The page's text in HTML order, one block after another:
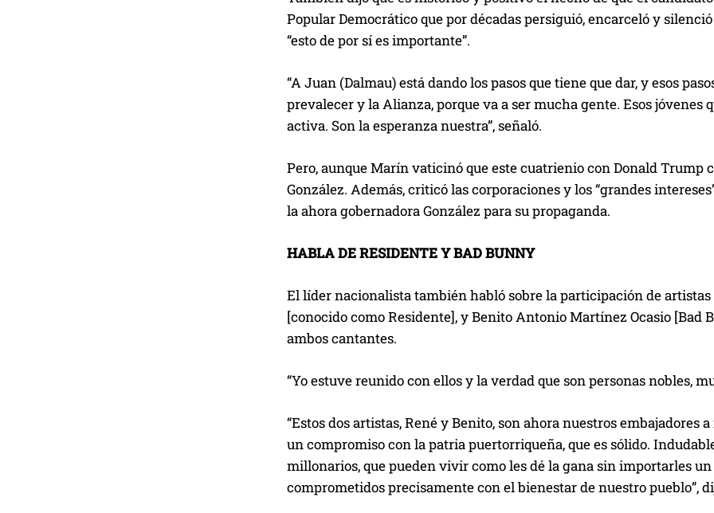
Popular Democrático que por décadas persiguió, encarceló y
“esto de por sí es importante”.
“A Juan (Dalmau) está dando los pasos que tiene que dar, y esos
prevalecer y la Alianza, porque va a ser mucha gente. Esos
activa. Son la esperanza nuestra”, señaló.
Pero, aunque Marín vaticinó que este cuatrienio con Donald Trump
González. Además, criticó las corporaciones y los “grandes
la ahora gobernadora González para su propaganda.
HABLA DE RESIDENTE Y BAD BUNNY
El líder nacionalista también habló sobre la participación de artistas
[conocido como Residente], y Benito Antonio Martínez Ocasio [Bad
ambos cantantes.
“Yo estuve reunido con ellos y la verdad que son personas nobles,
“Estos dos artistas, René y Benito, son ahora nuestros
un compromiso con la patria puertorriqueña, que es sólido.
millonarios, que pueden vivir como les dé la gana sin importarles
comprometidos precisamente con el bienestar de nuestro pueblo”,